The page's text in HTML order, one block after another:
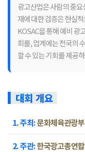
광고산업은 사람의 중
재에 대한 검증은 현실
KOSAC을 통해 예비 광
회를, 업계에는 전국의
할 수 있는 기회를 제공
대회 개요
1. 주최:문화체육관광부
2. 주관:한국광고총연